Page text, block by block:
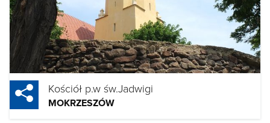
Kościół p.w św.Jadwigi
MOKRZESZÓW